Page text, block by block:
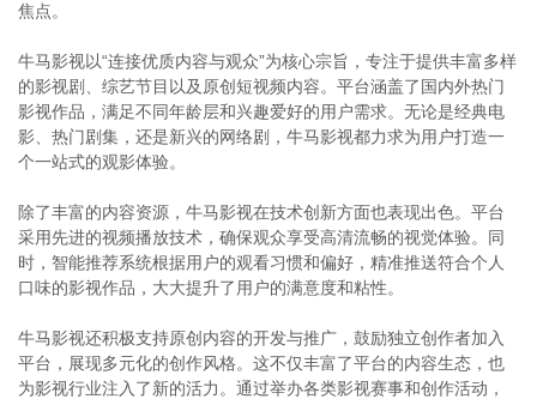
焦点。
牛马影视以“连接优质内容与观众”为核心宗旨，专注于提供丰富多样
的影视剧、综艺节目以及原创短视频内容。平台涵盖了国内外热门
影视作品，满足不同年龄层和兴趣爱好的用户需求。无论是经典电
影、热门剧集，还是新兴的网络剧，牛马影视都力求为用户打造一
个一站式的观影体验。
除了丰富的内容资源，牛马影视在技术创新方面也表现出色。平台
采用先进的视频播放技术，确保观众享受高清流畅的视觉体验。同
时，智能推荐系统根据用户的观看习惯和偏好，精准推送符合个人
口味的影视作品，大大提升了用户的满意度和粘性。
牛马影视还积极支持原创内容的开发与推广，鼓励独立创作者加入
平台，展现多元化的创作风格。这不仅丰富了平台的内容生态，也
为影视行业注入了新的活力。通过举办各类影视赛事和创作活动，